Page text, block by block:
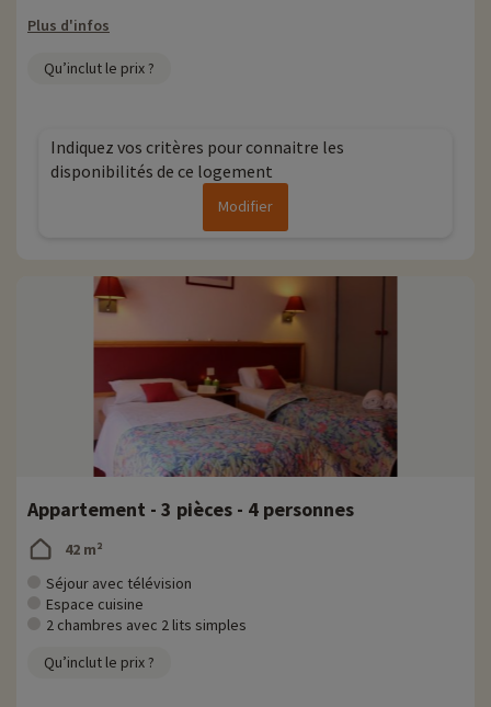
Plus d'infos
Qu’inclut le prix ?
Indiquez vos critères pour connaitre les
disponibilités de ce logement
Modifier
Appartement - 3 pièces - 4 personnes
42 m²
Séjour avec télévision
Espace cuisine
2 chambres avec 2 lits simples
Qu’inclut le prix ?